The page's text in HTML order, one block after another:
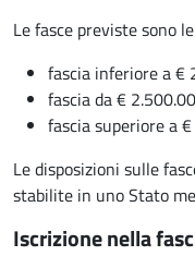
Le fasce previste sono
fascia inferiore a €
fascia da €
fascia superiore a
Le disposizioni sulle
stabilite in uno Stato
Iscrizione nella